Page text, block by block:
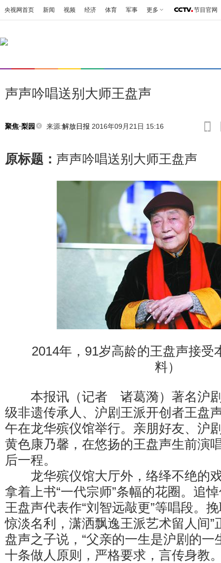
央视网首页 新闻 视频 经济 体育 军事 更多 节目官网
声声吟唱送别大师王盘声
聚焦·梨园 来源:解放日报 2016年09月21日 15:16
原标题： 声声吟唱送别大师王盘声
2014年，91岁高龄的王盘声接受
料）
本报讯（记者 诸葛漪）著名沪剧
级非遗传承人、沪剧王派开创者王盘
午在龙华殡仪馆举行。亲朋好友、沪
黄色康乃馨，在悠扬的王盘声生前演
后一程。
龙华殡仪馆大厅外，络绎不绝的
拿着上书“一代宗师”条幅的花圈。追
王盘声代表作“刘智远敲更”等唱段。
惊淡名利，潇洒飘逸王派艺术留人间”
盘声之子说，“父亲的一生是沪剧的
十条做人原则，严格要求，言传身教